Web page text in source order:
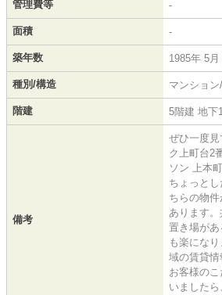
管理費等 -
面積 -
築年数 1985年 5
種別/構造 マンショ
階建 5階建 地下
備考
ぜひ一度
ク上町台2
ソン 上本
ちょっと
ちらの物
あります。
置き場があ
も楽にな
域の賃貸情
お客様の
いました